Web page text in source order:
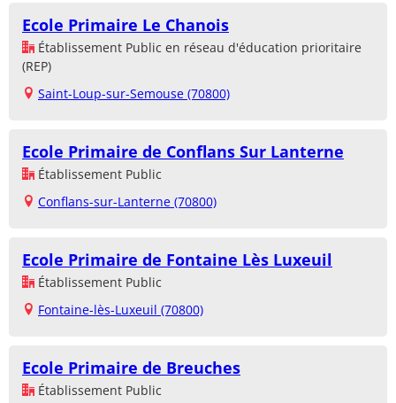
Ecole Primaire Le Chanois
Établissement Public en réseau d'éducation prioritaire
(REP)
Saint-Loup-sur-Semouse (70800)
Ecole Primaire de Conflans Sur Lanterne
Établissement Public
Conflans-sur-Lanterne (70800)
Ecole Primaire de Fontaine Lès Luxeuil
Établissement Public
Fontaine-lès-Luxeuil (70800)
Ecole Primaire de Breuches
Établissement Public